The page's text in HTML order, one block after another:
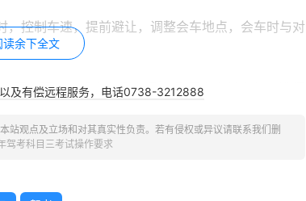
，控制车速，提前避让，调整会车地点，会车时与对
跟车距离。观察左侧交通情况,开启左转向灯，选择
辆正常行驶的情况下，开启右转向灯，逐渐驶回原
择掉头地点和时机，发出掉头信号后掉头。掉头时
读余下全文
及有偿远程服务，电话0738-3212888
站观点及立场和对其真实性负责。若有侵权或异议请联系我们删
驾考科目三考试操作要求